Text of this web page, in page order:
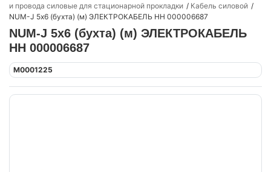
и провода силовые для стационарной прокладки
Кабель силовой
NUM-J 5х6 (бухта) (м) ЭЛЕКТРОКАБЕЛЬ НН 000006687
NUM-J 5х6 (бухта) (м) ЭЛЕКТРОКАБЕЛЬ
НН 000006687
M0001225